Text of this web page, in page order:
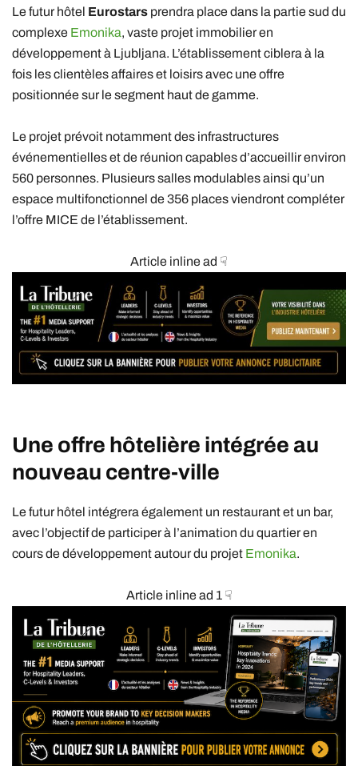
Le futur hôtel Eurostars prendra place dans la partie sud du
complexe Emonika, vaste projet immobilier en
développement à Ljubljana. L’établissement ciblera à la
fois les clientèles affaires et loisirs avec une offre
positionnée sur le segment haut de gamme.
Le projet prévoit notamment des infrastructures
événementielles et de réunion capables d’accueillir environ
560 personnes. Plusieurs salles modulables ainsi qu’un
espace multifonctionnel de 356 places viendront compléter
l’offre MICE de l’établissement.
Article inline ad ☟
Une offre hôtelière intégrée au
nouveau centre-ville
Le futur hôtel intégrera également un restaurant et un bar,
avec l’objectif de participer à l’animation du quartier en
cours de développement autour du projet Emonika.
Article inline ad 1 ☟